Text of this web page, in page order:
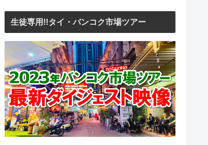
生徒専用!!タイ・バンコク市場ツアー